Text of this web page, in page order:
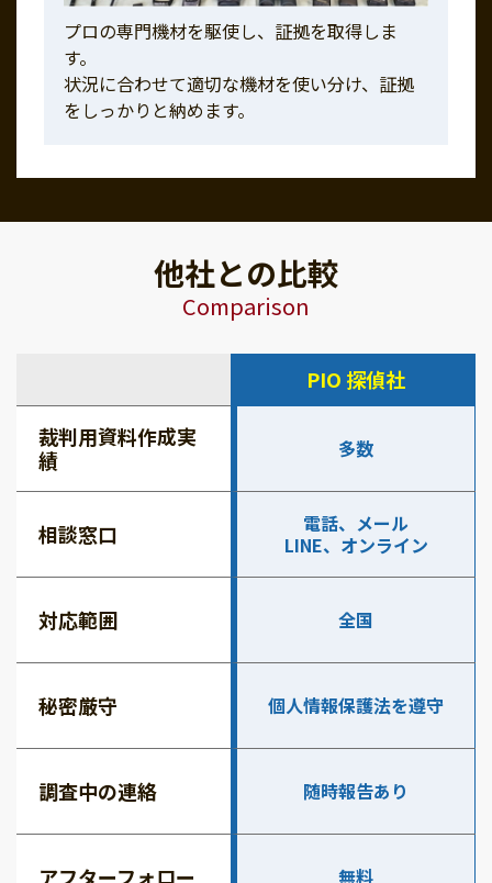
プロの専門機材を駆使し、証拠を取得しま
す。
状況に合わせて適切な機材を使い分け、証拠
をしっかりと納めます。
他社との比較
Comparison
PIO 探偵社
裁判用資料作成実
績
多数
相談窓口
電話、メール
LINE、オンライン
対応範囲 全国
秘密厳守 個人情報保護法を遵守
調査中の連絡 随時報告あり
アフターフォロー 無料